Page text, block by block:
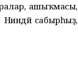
ашыҡмасы,
сабырһыҙ,